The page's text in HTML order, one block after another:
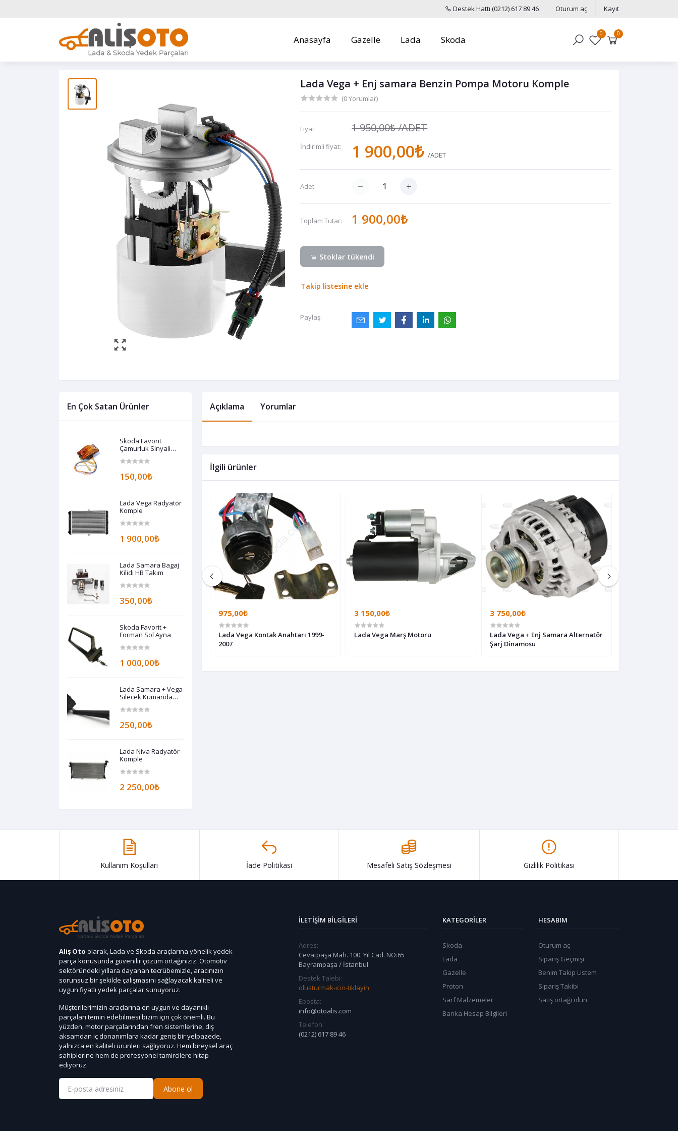
Destek Hattı (0212) 617 89 46 Oturum aç Kayıt
Anasayfa Gazelle Lada Skoda
0 0
Lada Vega + Enj samara Benzin Pompa Motoru Komple
(0 Yorumlar)
Fiyat: 1 950,00₺/ADET
İndirimli fiyat: 1 900,00₺/ADET
Adet:
Toplam Tutar: 1 900,00₺
Stoklar tükendi
Takip listesine ekle
Paylaş:
En Çok Satan Ürünler
Skoda Favorit
Çamurluk Sinyali
150,00₺
Lada Vega Radyatör
Komple
1 900,00₺
Lada Samara Bagaj
Kilidi HB Takım
350,00₺
Skoda Favorit +
Forman Sol Ayna
1 000,00₺
Lada Samara + Vega
Silecek Kumanda
250,00₺
Lada Niva Radyatör
Komple
2 250,00₺
Açıklama Yorumlar
İlgili ürünler
Lada Vega + Enj Samara Krank Mili
Sensörü
975,00₺
Lada Vega Kontak Anahtarı 1999-
2007
3 150,00₺
Lada Vega Marş Motoru
3 750,00₺
Lada Vega + Enj Samara Alternatör
Şarj Dinamosu
Kullanım Koşulları İade Politikasi Mesafeli Satış Sözleşmesi Gizlilik Politikası
Aliş Oto olarak, Lada ve Skoda araçlarına yönelik yedek
parça konusunda güvenilir çözüm ortağınızız. Otomotiv
sektöründeki yıllara dayanan tecrübemizle, aracınızın
sorunsuz bir şekilde çalışmasını sağlayacak kaliteli ve
uygun fiyatlı yedek parçalar sunuyoruz.
Müşterilerimizin araçlarına en uygun ve dayanıklı
parçaları temin edebilmesi bizim için çok önemli. Bu
yüzden, motor parçalarından fren sistemlerine, dış
aksamdan iç donanımlara kadar geniş bir yelpazede,
yalnızca en kaliteli ürünleri sağlıyoruz. Hem bireysel araç
sahiplerine hem de profesyonel tamircilere hitap
ediyoruz.
Abone ol
İLETIŞIM BILGILERI
Adres:
Cevatpaşa Mah. 100. Yıl Cad. NO:65
Bayrampaşa / İstanbul
Destek Talebi:
olusturmak-icin-tiklayin
Eposta:
info@otoalis.com
Telefon:
(0212) 617 89 46
KATEGORILER
Skoda
Lada
Gazelle
Proton
Sarf Malzemeler
Banka Hesap Bilgileri
HESABIM
Oturum aç
Sipariş Geçmişi
Benim Takip Listem
Sipariş Takibi
Satış ortağı olun